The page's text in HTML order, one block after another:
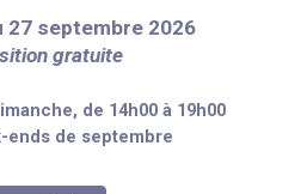
27 septembre 2026
gratuite
de 14h00 à 19h00
ends de septembre